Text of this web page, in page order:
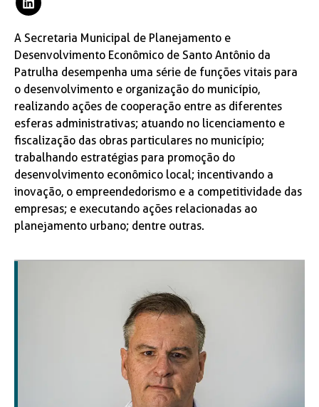
A Secretaria Municipal de Planejamento e
Desenvolvimento Econômico de Santo Antônio da
Patrulha desempenha uma série de funções vitais para
o desenvolvimento e organização do município,
realizando ações de cooperação entre as diferentes
esferas administrativas; atuando no licenciamento e
fiscalização das obras particulares no município;
trabalhando estratégias para promoção do
desenvolvimento econômico local; incentivando a
inovação, o empreendedorismo e a competitividade das
empresas; e executando ações relacionadas ao
planejamento urbano; dentre outras.